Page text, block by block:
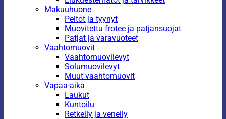
Makuuhuone
Peitot ja tyynyt
Muovitettu frotee ja patjansuojat
Patjat ja varavuoteet
Vaahtomuovit
Vaahtomuovilevyt
Solumuovilevyt
Muut vaahtomuovit
Vapaa-aika
Laukut
Kuntoilu
Retkeily ja veneily